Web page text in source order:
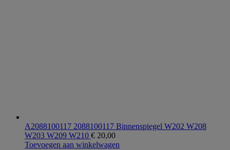
A2088100117 2088100117 Binnenspiegel W202 W208
W203 W209 W210 € 20,00
Toevoegen aan winkelwagen